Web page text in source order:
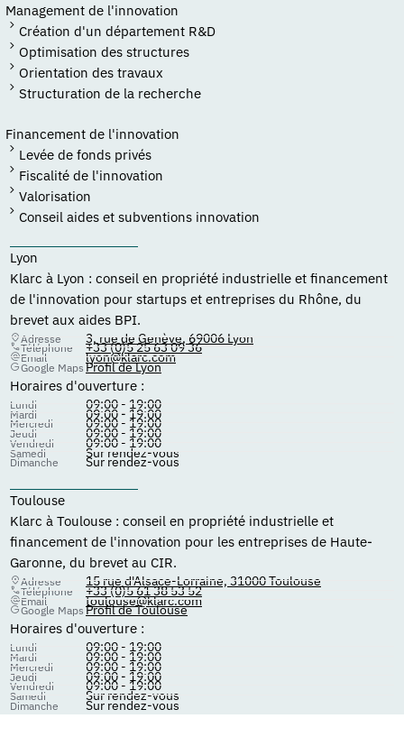
Management de l'innovation
Création d'un département R&D
Optimisation des structures
Orientation des travaux
Structuration de la recherche
Financement de l'innovation
Levée de fonds privés
Fiscalité de l'innovation
Valorisation
Conseil aides et subventions innovation
Lyon
Klarc à Lyon : conseil en propriété industrielle et financement
de l'innovation pour startups et entreprises du Rhône, du
brevet aux aides BPI.
Adresse 3, rue de Genève, 69006 Lyon
Téléphone +33 (0)5 25 63 09 36
Email lyon@klarc.com
Google Maps Profil de Lyon
Horaires d'ouverture :
Lundi 09:00 - 19:00
Mardi 09:00 - 19:00
Mercredi 09:00 - 19:00
Jeudi 09:00 - 19:00
Vendredi 09:00 - 19:00
Samedi Sur rendez-vous
Dimanche Sur rendez-vous
Toulouse
Klarc à Toulouse : conseil en propriété industrielle et
financement de l'innovation pour les entreprises de Haute-
Garonne, du brevet au CIR.
Adresse 15 rue d'Alsace-Lorraine, 31000 Toulouse
Téléphone +33 (0)5 61 38 53 52
Email toulouse@klarc.com
Google Maps Profil de Toulouse
Horaires d'ouverture :
Lundi 09:00 - 19:00
Mardi 09:00 - 19:00
Mercredi 09:00 - 19:00
Jeudi 09:00 - 19:00
Vendredi 09:00 - 19:00
Samedi Sur rendez-vous
Dimanche Sur rendez-vous